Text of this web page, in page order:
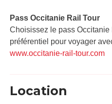
Pass Occitanie Rail Tour​
Choisissez le pass Occitanie
préférentiel pour voyager
www.occitanie-rail-tour.com
Location